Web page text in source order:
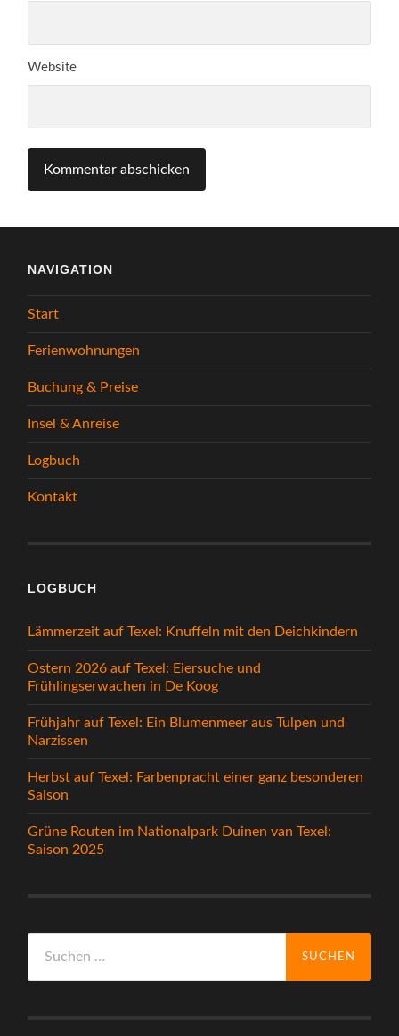
Website
NAVIGATION
Start
Ferienwohnungen
Buchung & Preise
Insel & Anreise
Logbuch
Kontakt
LOGBUCH
Lämmerzeit auf Texel: Knuffeln mit den Deichkindern
Ostern 2026 auf Texel: Eiersuche und
Frühlingserwachen in De Koog
Frühjahr auf Texel: Ein Blumenmeer aus Tulpen und
Narzissen
Herbst auf Texel: Farbenpracht einer ganz besonderen
Saison
Grüne Routen im Nationalpark Duinen van Texel:
Saison 2025
nach: